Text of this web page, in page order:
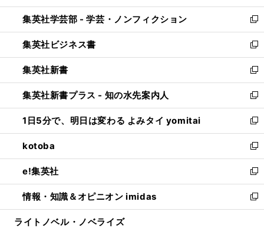
開
く
ウ
で
開
く
ン
ド
ウ
で
開
く
ウ
ィ
ン
ド
ウ
で
開
く
集英社学芸部 - 学芸・ノンフィクション
新
し
い
ウ
ィ
ン
ド
ウ
で
開
く
集英社ビジネス書
新
し
い
ウ
ィ
ン
ド
ウ
で
開
く
集英社新書
新
し
い
ウ
ィ
ン
ド
ウ
で
開
く
集英社新書プラス - 知の水先案内人
新
し
い
ウ
ィ
ン
ド
ウ
で
開
1日5分で、明日は変わる よみタイ yomitai
新
し
い
ウ
ィ
ン
ド
ウ
kotoba
新
し
い
ウ
ィ
ン
e!集英社
新
し
い
ウ
情報・知識＆オピニオン imidas
新
し
ライトノベル・ノベライズ